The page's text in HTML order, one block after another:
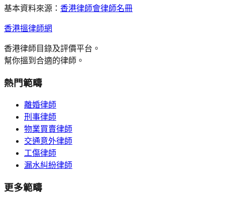
基本資料來源： 香港律師會律師名冊
香港搵律師網
香港律師目錄及評價平台。
幫你搵到合適的律師。
熱門範疇
離婚律師
刑事律師
物業買賣律師
交通意外律師
工傷律師
漏水糾紛律師
更多範疇